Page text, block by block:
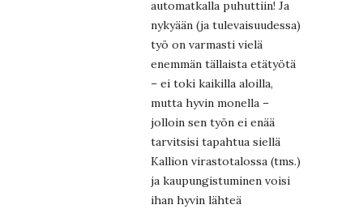
automatkalla puhuttiin! Ja
nykyään (ja tulevaisuudessa)
työ on varmasti vielä
enemmän tällaista etätyötä
– ei toki kaikilla aloilla,
mutta hyvin monella –
jolloin sen työn ei enää
tarvitsisi tapahtua siellä
Kallion virastotalossa (tms.)
ja kaupungistuminen voisi
ihan hyvin lähteä